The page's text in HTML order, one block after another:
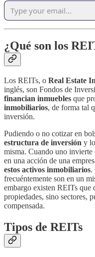
¿Qué son los
Los REITs, o Real Estate
inglés, son Fondos de
financian inmuebles que
inmobiliarios, de forma tal
inversión.
Pudiendo o no cotizar en
estructura de inversión y
misma. Cuando uno
en una acción de una
estos activos inmobiliarios.
frecuéntemente son en un
embargo existen REITs que
propiedades, sino sectores,
compensada.
Tipos de REITs